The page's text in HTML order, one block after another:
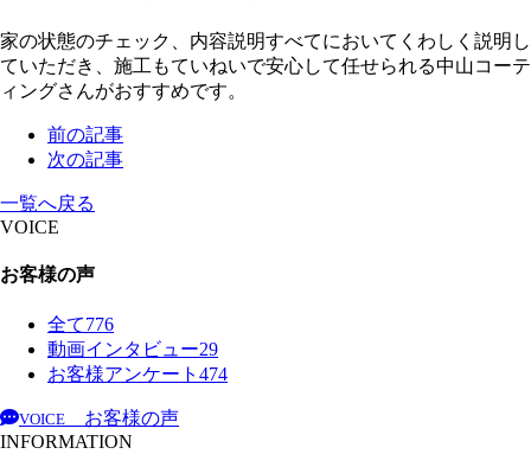
家の状態のチェック、内容説明すべてにおいてくわしく説明し
ていただき、施工もていねいで安心して任せられる中山コーテ
ィングさんがおすすめです。
前の記事
次の記事
一覧へ戻る
VOICE
お客様の声
全て776
動画インタビュー29
お客様アンケート 474
VOICE
お客様の声
INFORMATION